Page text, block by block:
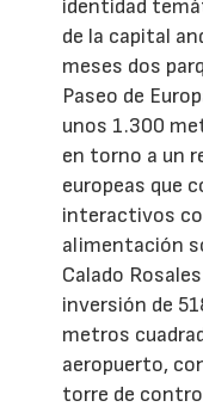
identidad
de la capital
meses dos
Paseo de
unos 1.300
en torno a un
europeas que
interactivos
alimentación
Calado
inversión de
metros
aeropuerto,
torre de